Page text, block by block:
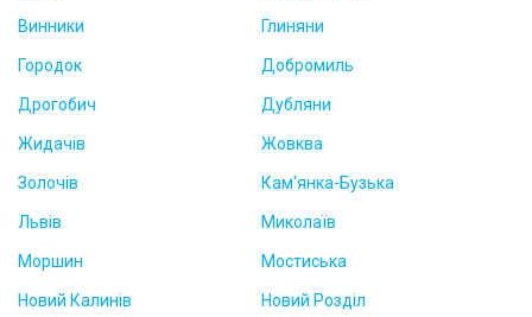
Винники Глиняни
Городок Добромиль
Дрогобич Дубляни
Жидачів Жовква
Золочів Кам'янка-Бузька
Львів Миколаїв
Моршин Мостиська
Новий Калинів Новий Розділ